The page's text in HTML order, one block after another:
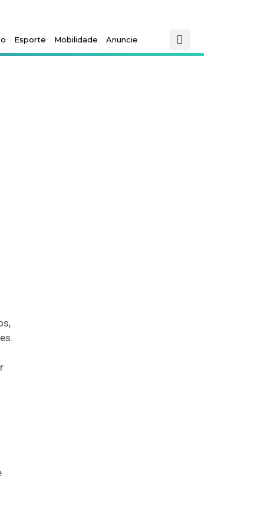
Esporte Mobilidade Anuncie